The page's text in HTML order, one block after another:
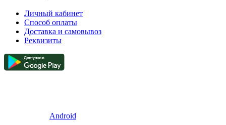
Личный кабинет
Способ оплаты
Доставка и самовывоз
Реквизиты
Android